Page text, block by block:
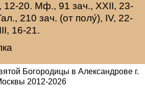
12-20. Мф., 91 зач., XXII, 23-
210 зач. (от полу́), IV, 22-
16-21.
Богородицы в Александрове г.
2012-2026